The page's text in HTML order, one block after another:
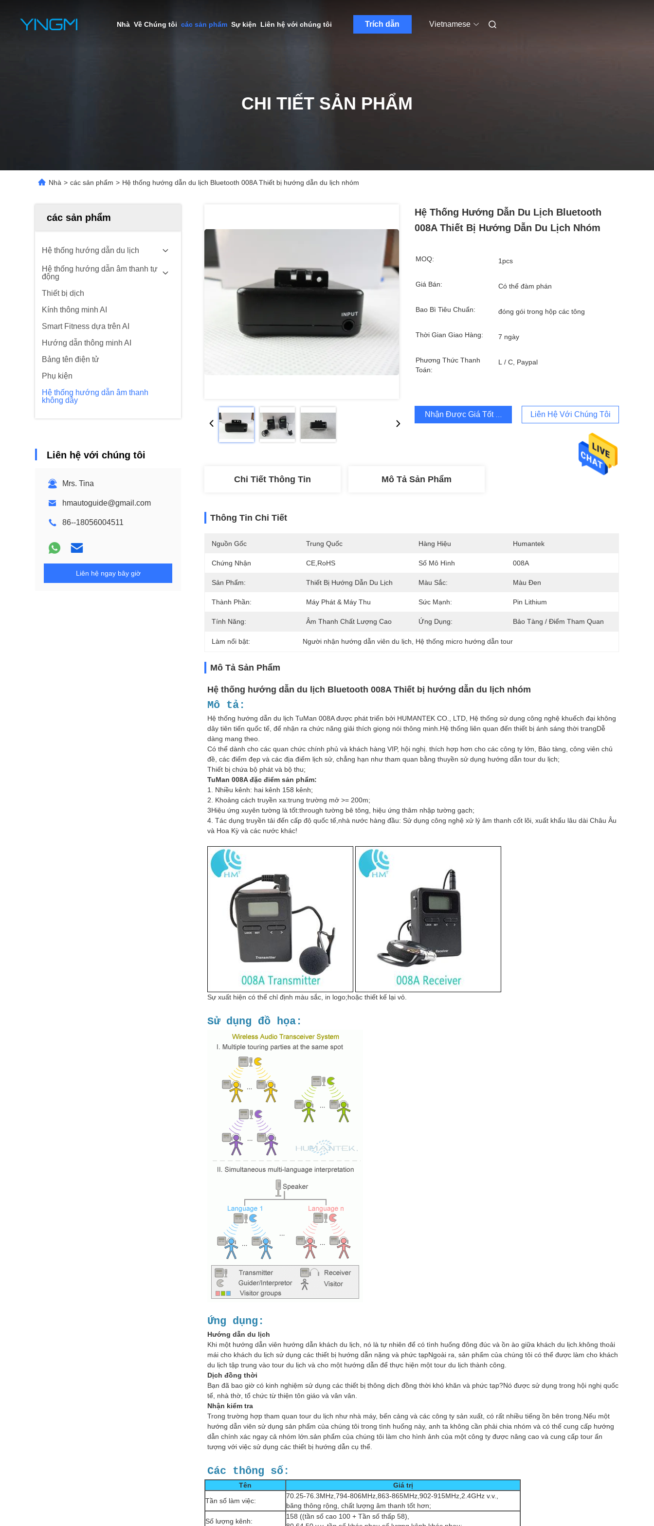
Nhà Về Chúng tôi các sản phẩm Sự kiện Liên hệ với chúng tôi Trích dẫn Vietnamese
CHI TIẾT SẢN PHẨM
Nhà > các sản phẩm > Hệ thống hướng dẫn du lịch Bluetooth 008A Thiết bị hướng dẫn du lịch nhóm
các sản phẩm
Hệ thống hướng dẫn du lịch
Hệ thống hướng dẫn âm thanh tự
động
Thiết bị dịch
Kính thông minh AI
Smart Fitness dựa trên AI
Hướng dẫn thông minh AI
Bảng tên điện tử
Phụ kiện
Hệ thống hướng dẫn âm thanh
không dây
Liên hệ với chúng tôi
Mrs. Tina
hmautoguide@gmail.com
86--18056004511
Liên hệ ngay bây giờ
Hệ Thống Hướng Dẫn Du Lịch Bluetooth
008A Thiết Bị Hướng Dẫn Du Lịch Nhóm
MOQ: 1pcs
Giá Bán: Có thể đàm phán
Bao Bì Tiêu Chuẩn: đóng gói trong hộp các tông
Thời Gian Giao Hàng: 7 ngày
Phương Thức Thanh
Toán:
L / C, Paypal
Nhận Được Giá Tốt Nhất Liên Hệ Với Chúng Tôi
Chi Tiết Thông Tin Mô Tả Sản Phẩm
Thông Tin Chi Tiết
Nguồn Gốc Trung Quốc Hàng Hiệu Humantek
Chứng Nhận CE,RoHS Số Mô Hình 008A
Sản Phẩm: Thiết Bị Hướng Dẫn Du Lịch Màu Sắc: Màu Đen
Thành Phần: Máy Phát & Máy Thu Sức Mạnh: Pin Lithium
Tính Năng: Âm Thanh Chất Lượng Cao Ứng Dụng: Bảo Tàng / Điểm Tham Quan
Làm nổi bật: Người nhận hướng dẫn viên du lịch Hệ thống micro hướng dẫn tour
Mô Tả Sản Phẩm
Hệ thống hướng dẫn du lịch Bluetooth 008A Thiết bị hướng dẫn du lịch nhóm
Mô tả:
Hệ thống hướng dẫn du lịch TuMan 008A được phát triển bởi HUMANTEK CO., LTD, Hệ thống sử dụng công nghệ khuếch đại không
dây tiên tiến quốc tế, để nhận ra chức năng giải thích giọng nói thông minh.Hệ thống liên quan đến thiết bị ánh sáng thời trangDễ
dàng mang theo.
Có thể dành cho các quan chức chính phủ và khách hàng VIP, hội nghị. thích hợp hơn cho các công ty lớn, Bảo tàng, công viên chủ
đề, các điểm đẹp và các địa điểm lịch sử, chẳng hạn như tham quan bằng thuyền sử dụng hướng dẫn tour du lịch;
Thiết bị chứa bộ phát và bộ thu;
TuMan 008A đặc điểm sản phẩm:
1. Nhiều kênh: hai kênh 158 kênh;
2. Khoảng cách truyền xa:trung trường mở >= 200m;
3Hiệu ứng xuyên tường là tốt:through tường bê tông, hiệu ứng thâm nhập tường gạch;
4. Tác dụng truyền tải đến cấp độ quốc tế,nhà nước hàng đầu: Sử dụng công nghệ xử lý âm thanh cốt lõi, xuất khẩu lâu dài Châu Âu
và Hoa Kỳ và các nước khác!
Sự xuất hiện có thể chỉ định màu sắc, in logo;hoặc thiết kế lại vỏ.
Sử dụng đồ họa:
Ứng dụng:
Hướng dẫn du lịch
Khi một hướng dẫn viên hướng dẫn khách du lịch, nó là tự nhiên để có tình huống đông đúc và ồn ào giữa khách du lịch.không thoải
mái cho khách du lịch sử dụng các thiết bị hướng dẫn nặng và phức tạpNgoài ra, sản phẩm của chúng tôi có thể được làm cho khách
du lịch tập trung vào tour du lịch và cho một hướng dẫn để thực hiện một tour du lịch thành công.
Dịch đồng thời
Bạn đã bao giờ có kinh nghiệm sử dụng các thiết bị thông dịch đồng thời khó khăn và phức tạp?Nó được sử dụng trong hội nghị quốc
tế, nhà thờ, tổ chức từ thiện tôn giáo và vân vân.
Nhận kiểm tra
Trong trường hợp tham quan tour du lịch như nhà máy, bến cảng và các công ty sản xuất, có rất nhiều tiếng ồn bên trong.Nếu một
hướng dẫn viên sử dụng sản phẩm của chúng tôi trong tình huống này, anh ta không cần phải chia nhóm và có thể cung cấp hướng
dẫn chính xác ngay cả nhóm lớn.sản phẩm của chúng tôi làm cho hình ảnh của một công ty được nâng cao và cung cấp tour ấn
tượng với việc sử dụng các thiết bị hướng dẫn cụ thể.
Các thông số:
Tên
Giá trị
Tần số làm việc:
70.25-76.3MHz,794-806MHz,863-865MHz,902-915MHz,2.4GHz v.v.,
băng thông rộng, chất lượng âm thanh tốt hơn;
Số lượng kênh:
158 ((tần số cao 100 + Tần số thấp 58),